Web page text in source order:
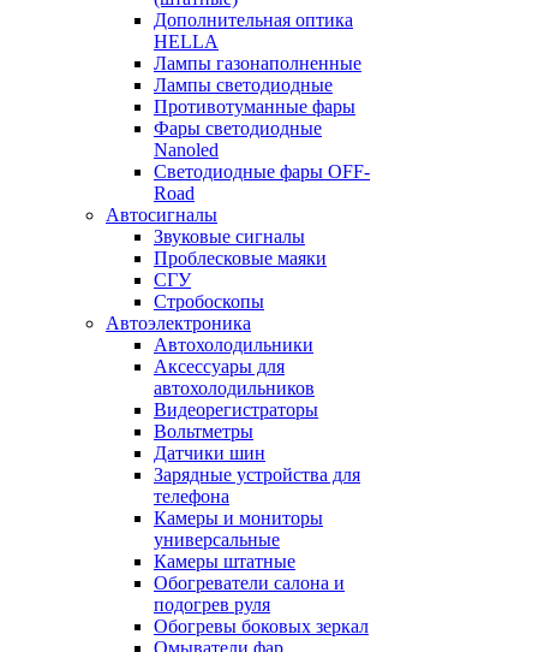
Дополнительная оптика
HELLA
Лампы газонаполненные
Лампы светодиодные
Противотуманные фары
Фары светодиодные
Nanoled
Светодиодные фары OFF-
Road
Автосигналы
Звуковые сигналы
Проблесковые маяки
СГУ
Стробоскопы
Автоэлектроника
Автохолодильники
Аксессуары для
автохолодильников
Видеорегистраторы
Вольтметры
Датчики шин
Зарядные устройства для
телефона
Камеры и мониторы
универсальные
Камеры штатные
Обогреватели салона и
подогрев руля
Обогревы боковых зеркал
Омыватели фар